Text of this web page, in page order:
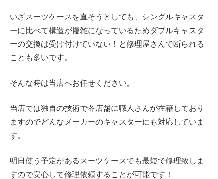
いざスーツケースを直そうとしても、
シングルキャスタ
ーに比べて構造が複雑になっているためダブルキャスタ
ーの交換は受け付けていない！と修理屋さんで断られる
ことも多いです。
そんな時は当店へお任せください。
当店では独自の技術で各店舗に職人さんが在籍しており
ますのでどんなメーカーのキャスターにも対応していま
す。
明日使う予定があるスーツケースでも最短で修理致しま
すので安心して修理依頼することが可能です！